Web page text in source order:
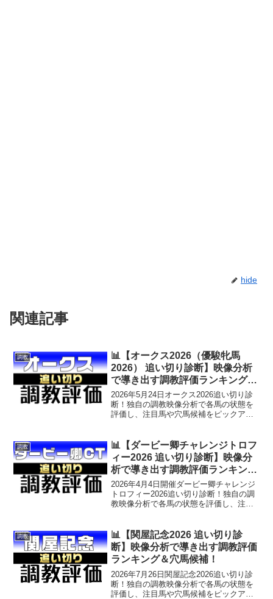
hide
関連記事
調教
📊【オークス2026（優駿牝馬
2026） 追い切り診断】映像分析
で導き出す調教評価ランキング＆
穴馬候補！
2026年5月24日オークス2026追い切り診
断！独自の調教映像分析で各馬の状態を
評価し、注目馬や穴馬候補をピックアッ
料穴馬情報を配信中！
調教
📊【ダービー卿チャレンジトロフ
ィー2026 追い切り診断】映像分
析で導き出す調教評価ランキング
＆穴馬候補！
2026年4月4日開催ダービー卿チャレンジ
トロフィー2026追い切り診断！独自の調
教映像分析で各馬の状態を評価し、注目
公式LINEで重賞当日朝に無料穴馬情報を
配信中！
調教
📊【関屋記念2026 追い切り診
断】映像分析で導き出す調教評価
ランキング＆穴馬候補！
2026年7月26日関屋記念2026追い切り診
断！独自の調教映像分析で各馬の状態を
評価し、注目馬や穴馬候補をピックアッ